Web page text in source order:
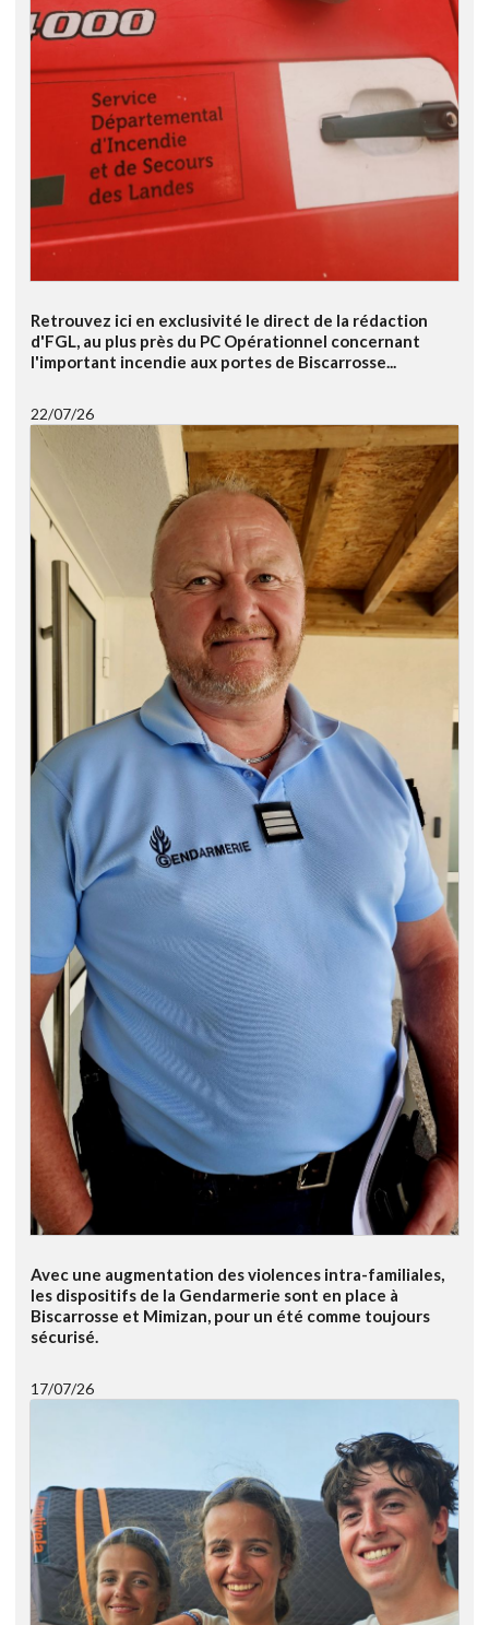
Retrouvez ici en exclusivité le direct de la rédaction
d'FGL, au plus près du PC Opérationnel concernant
l'important incendie aux portes de Biscarrosse...
22/07/26
Avec une augmentation des violences intra-familiales,
les dispositifs de la Gendarmerie sont en place à
Biscarrosse et Mimizan, pour un été comme toujours
sécurisé.
17/07/26